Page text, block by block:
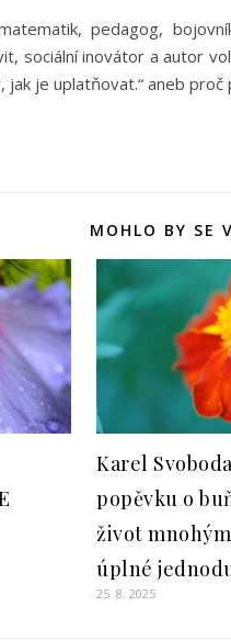
pedagog,
sociální inovátor a autor
jak je uplatňovat.“ aneb
MOHLO BY SE
Karel
popěvku o
život
úplné
25. 8. 2025